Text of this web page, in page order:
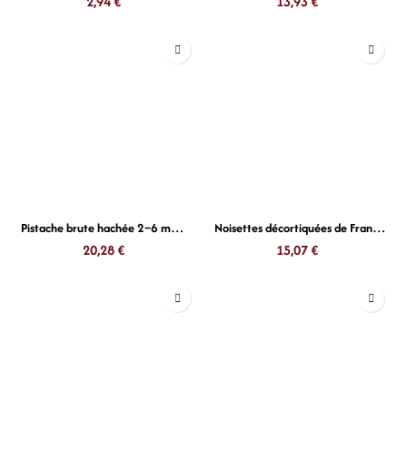
Pistache brute hachée 2–6 mm 500g
20,28€
Noisettes décortiquées de France 500g
15,07€